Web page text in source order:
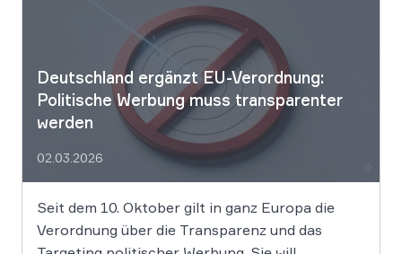
Deutschland ergänzt EU-Verordnung:
Politische Werbung muss transparenter
werden
02.03.2026
Seit dem 10. Oktober gilt in ganz Europa die
Verordnung über die Transparenz und das